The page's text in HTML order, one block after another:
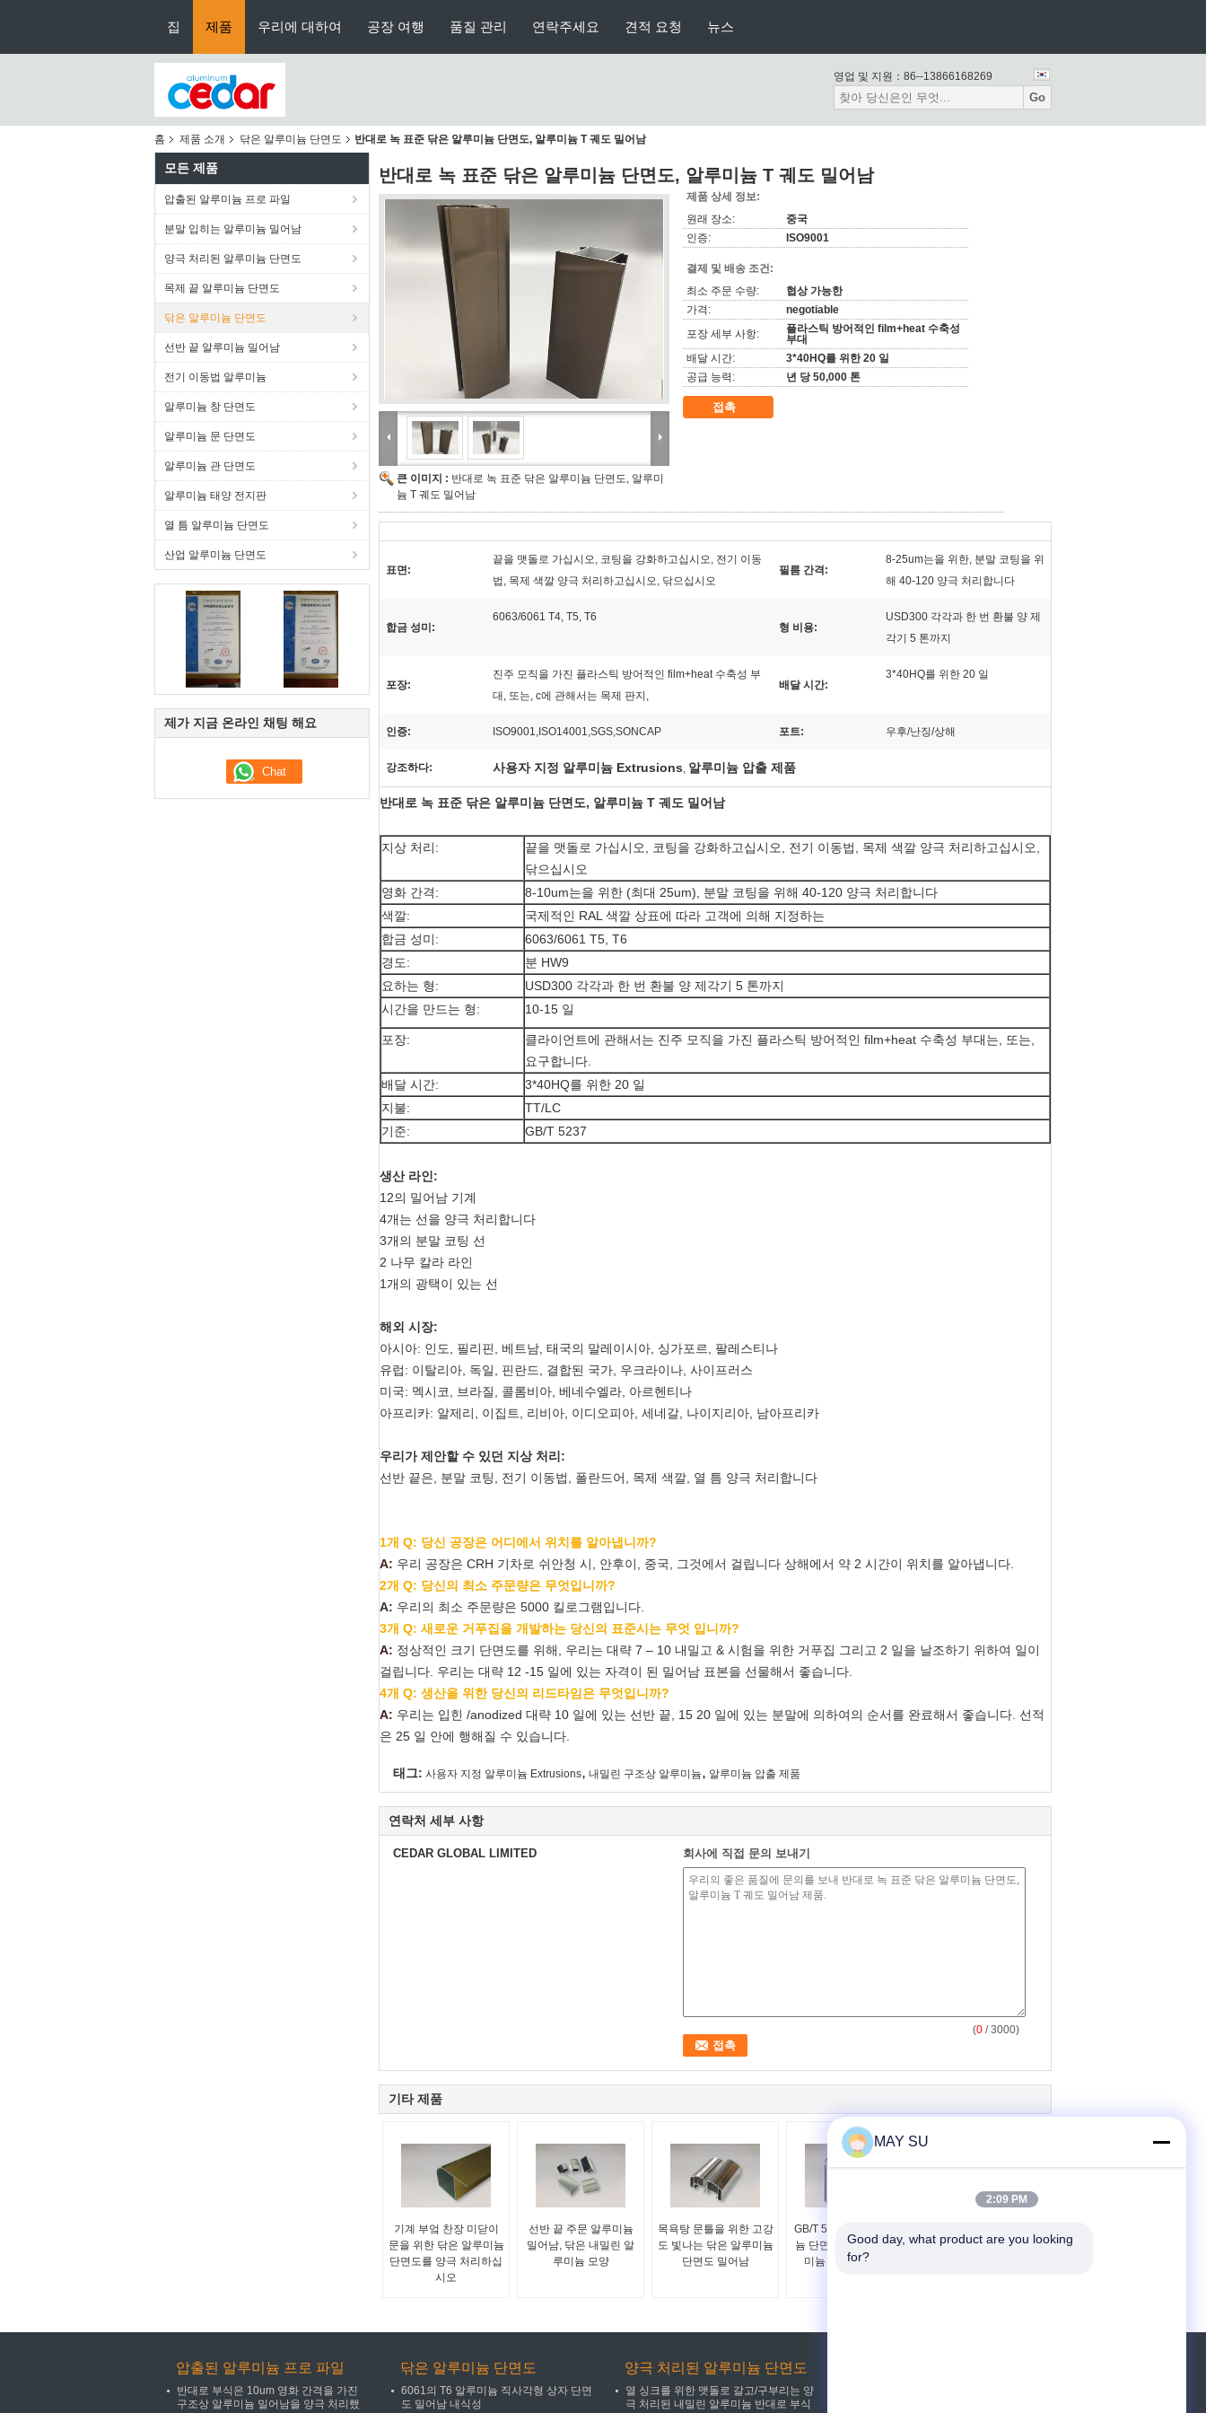
집 제품 우리에 대하여 공장 여행 품질 관리 연락주세요 견적 요청 뉴스
영업 및 지원： 86--13866168269
Go
홈 제품 소개 닦은 알루미늄 단면도 반대로 녹 표준 닦은 알루미늄 단면도, 알루미늄 T 궤도 밀어남
모든 제품
압출된 알루미늄 프로 파일
분말 입히는 알루미늄 밀어남
양극 처리된 알루미늄 단면도
목제 끝 알루미늄 단면도
닦은 알루미늄 단면도
선반 끝 알루미늄 밀어남
전기 이동법 알루미늄
알루미늄 창 단면도
알루미늄 문 단면도
알루미늄 관 단면도
알루미늄 태양 전지판
열 틈 알루미늄 단면도
산업 알루미늄 단면도
제가 지금 온라인 채팅 해요
반대로 녹 표준 닦은 알루미늄 단면도, 알루미늄 T 궤도 밀어남
큰 이미지 : 반대로 녹 표준 닦은 알루미늄 단면도, 알루미
늄 T 궤도 밀어남
제품 상세 정보:
원래 장소:
중국
인증:
ISO9001
결제 및 배송 조건:
최소 주문 수량:
협상 가능한
가격:
negotiable
포장 세부 사항:
플라스틱 방어적인 film+heat 수축성
부대
배달 시간:
3*40HQ를 위한 20 일
공급 능력:
년 당 50,000 톤
접촉
표면:
끝을 맷돌로 가십시오, 코팅을 강화하고십시오, 전기 이동
법, 목제 색깔 양극 처리하고십시오, 닦으십시오
필름 간격:
8-25um는을 위한, 분말 코팅을 위
해 40-120 양극 처리합니다
합금 성미:
6063/6061 T4, T5, T6
형 비용:
USD300 각각과 한 번 환불 양 제
각기 5 톤까지
포장:
진주 모직을 가진 플라스틱 방어적인 film+heat 수축성 부
대, 또는, c에 관해서는 목제 판지,
배달 시간:
3*40HQ를 위한 20 일
인증: ISO9001,ISO14001,SGS,SONCAP 포트: 우후/난징/상해
강조하다: 사용자 지정 알루미늄 Extrusions, 알루미늄 압출 제품
반대로 녹 표준 닦은 알루미늄 단면도, 알루미늄 T 궤도 밀어남
지상 처리:
끝을 맷돌로 가십시오, 코팅을 강화하고십시오, 전기 이동법, 목제 색깔 양극 처리하고십시오,
닦으십시오
영화 간격:
8-10um는을 위한 (최대 25um), 분말 코팅을 위해 40-120 양극 처리합니다
색깔:
국제적인 RAL 색깔 상표에 따라 고객에 의해 지정하는
합금 성미:
6063/6061 T5, T6
경도:
분 HW9
요하는 형:
USD300 각각과 한 번 환불 양 제각기 5 톤까지
시간을 만드는 형:
10-15 일
포장:
클라이언트에 관해서는 진주 모직을 가진 플라스틱 방어적인 film+heat 수축성 부대는, 또는,
요구합니다.
배달 시간:
3*40HQ를 위한 20 일
지불:
TT/LC
기준:
GB/T 5237
생산 라인:
12의 밀어남 기계
4개는 선을 양극 처리합니다
3개의 분말 코팅 선
2 나무 칼라 라인
1개의 광택이 있는 선
해외 시장:
아시아: 인도, 필리핀, 베트남, 태국의 말레이시아, 싱가포르, 팔레스티나
유럽: 이탈리아, 독일, 핀란드, 결합된 국가, 우크라이나, 사이프러스
미국: 멕시코, 브라질, 콜롬비아, 베네수엘라, 아르헨티나
아프리카: 알제리, 이집트, 리비아, 이디오피아, 세네갈, 나이지리아, 남아프리카
우리가 제안할 수 있던 지상 처리:
선반 끝은, 분말 코팅, 전기 이동법, 폴란드어, 목제 색깔, 열 틈 양극 처리합니다
1개 Q: 당신 공장은 어디에서 위치를 알아냅니까?
A: 우리 공장은 CRH 기차로 쉬안청 시, 안후이, 중국, 그것에서 걸립니다 상해에서 약 2 시간이 위치를 알아냅니다.
2개 Q: 당신의 최소 주문량은 무엇입니까?
A: 우리의 최소 주문량은 5000 킬로그램입니다.
3개 Q: 새로운 거푸집을 개발하는 당신의 표준시는 무엇 입니까?
A: 정상적인 크기 단면도를 위해, 우리는 대략 7 – 10 내밀고 & 시험을 위한 거푸집 그리고 2 일을 날조하기 위하여 일이
걸립니다. 우리는 대략 12 -15 일에 있는 자격이 된 밀어남 표본을 선물해서 좋습니다.
4개 Q: 생산을 위한 당신의 리드타임은 무엇입니까?
A: 우리는 입힌 /anodized 대략 10 일에 있는 선반 끝, 15 20 일에 있는 분말에 의하여의 순서를 완료해서 좋습니다. 선적
은 25 일 안에 행해질 수 있습니다.
태그: 사용자 지정 알루미늄 Extrusions, 내밀린 구조상 알루미늄, 알루미늄 압출 제품
연락처 세부 사항
CEDAR GLOBAL LIMITED 회사에 직접 문의 보내기
(0 / 3000)
기타 제품
기계 부엌 찬장 미닫이
문을 위한 닦은 알루미늄
단면도를 양극 처리하십
시오
선반 끝 주문 알루미늄
밀어남, 닦은 내밀린 알
루미늄 모양
목욕탕 문틀을 위한 고강
도 빛나는 닦은 알루미늄
단면도 밀어남
GB/T 5237 닦은 알루미
늄 단면도 관, 둥근 알루
미늄 밀어남 단면도
사각형 상자 단면도 밀어
압출된 알루미늄 프로 파일
반대로 부식은 10um 영화 간격을 가진
구조상 알루미늄 밀어남을 양극 처리했
닦은 알루미늄 단면도
6061의 T6 알루미늄 직사각형 상자 단면
도 밀어남 내식성
양극 처리된 알루미늄 단면도
열 싱크를 위한 맷돌로 갈고/구부리는 양
극 처리된 내밀린 알루미늄 반대로 부식
MAY SU
2:09 PM
Good day, what product are you looking
for?